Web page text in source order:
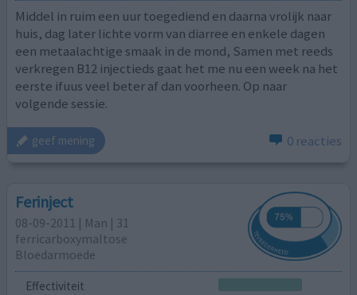
Middel in ruim een uur toegediend en daarna vrolijk naar
huis, dag later lichte vorm van diarree en enkele dagen
een metaalachtige smaak in de mond, Samen met reeds
verkregen B12 injectieds gaat het me nu een week na het
eerste ifuus veel beter af dan voorheen. Op naar
volgende sessie.
geef mening 0 reacties
Ferinject
08-09-2011 | Man | 31
ferricarboxymaltose
Bloedarmoede
Effectiviteit